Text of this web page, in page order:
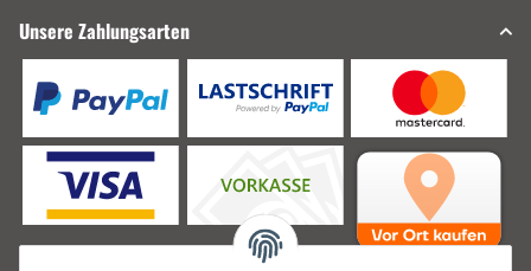
Unsere Zahlungsarten